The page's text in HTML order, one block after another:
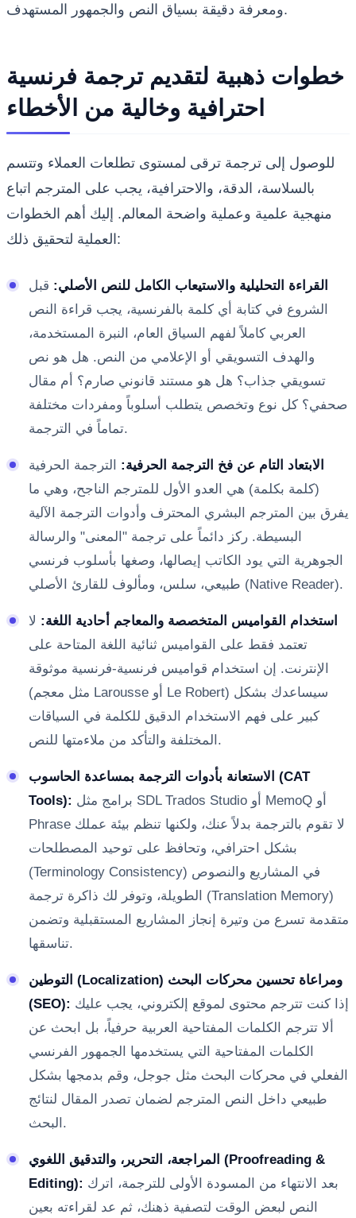
ومعرفة دقيقة بسياق النص والجمهور المستهدف.
خطوات ذهبية لتقديم ترجمة فرنسية
احترافية وخالية من الأخطاء
للوصول إلى ترجمة ترقى لمستوى تطلعات العملاء وتتسم
بالسلاسة، الدقة، والاحترافية، يجب على المترجم اتباع
منهجية علمية وعملية واضحة المعالم. إليك أهم الخطوات
العملية لتحقيق ذلك:
القراءة التحليلية والاستيعاب الكامل للنص الأصلي: قبل
الشروع في كتابة أي كلمة بالفرنسية، يجب قراءة النص
العربي كاملاً لفهم السياق العام، النبرة المستخدمة،
والهدف التسويقي أو الإعلامي من النص. هل هو نص
تسويقي جذاب؟ هل هو مستند قانوني صارم؟ أم مقال
صحفي؟ كل نوع وتخصص يتطلب أسلوباً ومفردات مختلفة
تماماً في الترجمة.
الابتعاد التام عن فخ الترجمة الحرفية: الترجمة الحرفية
(كلمة بكلمة) هي العدو الأول للمترجم الناجح، وهي ما
يفرق بين المترجم البشري المحترف وأدوات الترجمة الآلية
البسيطة. ركز دائماً على ترجمة "المعنى" والرسالة
الجوهرية التي يود الكاتب إيصالها، وصغها بأسلوب فرنسي
طبيعي، سلس، ومألوف للقارئ الأصلي (Native Reader).
استخدام القواميس المتخصصة والمعاجم أحادية اللغة: لا
تعتمد فقط على القواميس ثنائية اللغة المتاحة على
الإنترنت. إن استخدام قواميس فرنسية-فرنسية موثوقة
(مثل معجم Larousse أو Le Robert) سيساعدك بشكل
كبير على فهم الاستخدام الدقيق للكلمة في السياقات
المختلفة والتأكد من ملاءمتها للنص.
الاستعانة بأدوات الترجمة بمساعدة الحاسوب (CAT
Tools):
Phrase لا تقوم بالترجمة بدلاً عنك، ولكنها تنظم بيئة عملك
بشكل احترافي، وتحافظ على توحيد المصطلحات
(Terminology Consistency) في المشاريع والنصوص
الطويلة، وتوفر لك ذاكرة ترجمة (Translation Memory)
متقدمة تسرع من وتيرة إنجاز المشاريع المستقبلية وتضمن
تناسقها.
التوطين (Localization) ومراعاة تحسين محركات البحث
(SEO):
ألا تترجم الكلمات المفتاحية العربية حرفياً، بل ابحث عن
الكلمات المفتاحية التي يستخدمها الجمهور الفرنسي
الفعلي في محركات البحث مثل جوجل، وقم بدمجها بشكل
طبيعي داخل النص المترجم لضمان تصدر المقال لنتائج
البحث.
المراجعة، التحرير، والتدقيق اللغوي (Proofreading &
Editing):
النص لبعض الوقت لتصفية ذهنك، ثم عد لقراءته بعين